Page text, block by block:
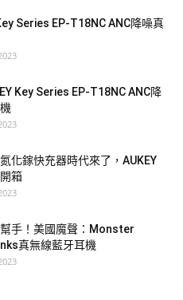
Series EP-T18NC ANC降噪真
Key Series EP-T18NC ANC降
化鎵快充器時代來了，AUKEY
箱
手！美國魔聲：Monster
真無線藍牙耳機